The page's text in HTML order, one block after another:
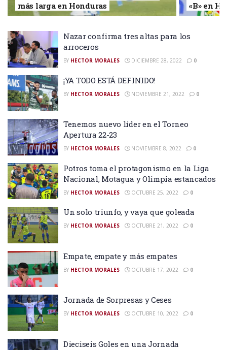
más larga en Honduras
«B» en
Nazar confirma tres altas para los
arroceros
BY HECTOR MORALES DICIEMBRE 28, 2022 0
¡YA TODO ESTÁ DEFINIDO!
BY HECTOR MORALES NOVIEMBRE 21, 2022 0
Tenemos nuevo líder en el Torneo
Apertura 22-23
BY HECTOR MORALES NOVIEMBRE 8, 2022 0
Potros toma el protagonismo en la Liga
Nacional, Motagua y Olimpia estancados
BY HECTOR MORALES OCTUBRE 25, 2022 0
Un solo triunfo, y vaya que goleada
BY HECTOR MORALES OCTUBRE 21, 2022 0
Empate, empate y más empates
BY HECTOR MORALES OCTUBRE 17, 2022 0
Jornada de Sorpresas y Ceses
BY HECTOR MORALES OCTUBRE 10, 2022 0
Dieciseis Goles en una Jornada